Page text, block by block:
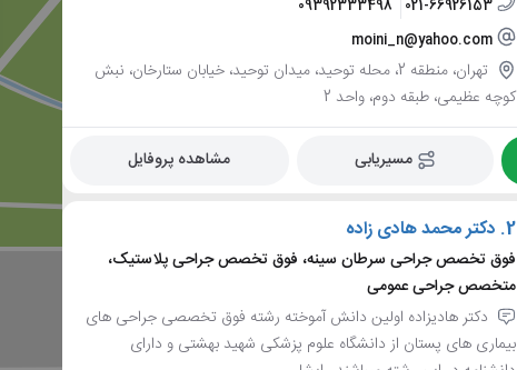
021-66926153
09392333498
moini_n@yahoo.com
تهران، منطقه 2، محله توحید، میدان توحید، خیابان ستارخان، نبش
کوچه عظیمی، طبقه دوم، واحد 2
مسیریابی مشاهده پروفایل
2. دکتر محمد هادی زاده
فوق تخصص جراحی سرطان سینه، فوق تخصص جراحی پلاستیک،
متخصص جراحی عمومی
دکتر هادیزاده اولین دانش آموخته رشته فوق تخصصی جراحی های
بیماری های پستان از دانشگاه علوم پزشکی شهید بهشتی و دارای